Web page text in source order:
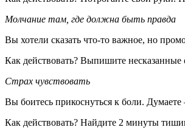
Молчание там, где должна быть правда
Вы хотели сказать что-то важное, но
Как действовать? Выпишите
Страх чувствовать
Вы боитесь прикоснуться к боли.
Как действовать? Найдите 2 минуты